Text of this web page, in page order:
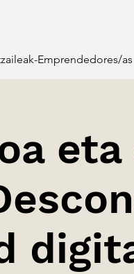
Emprendedores/as
eta